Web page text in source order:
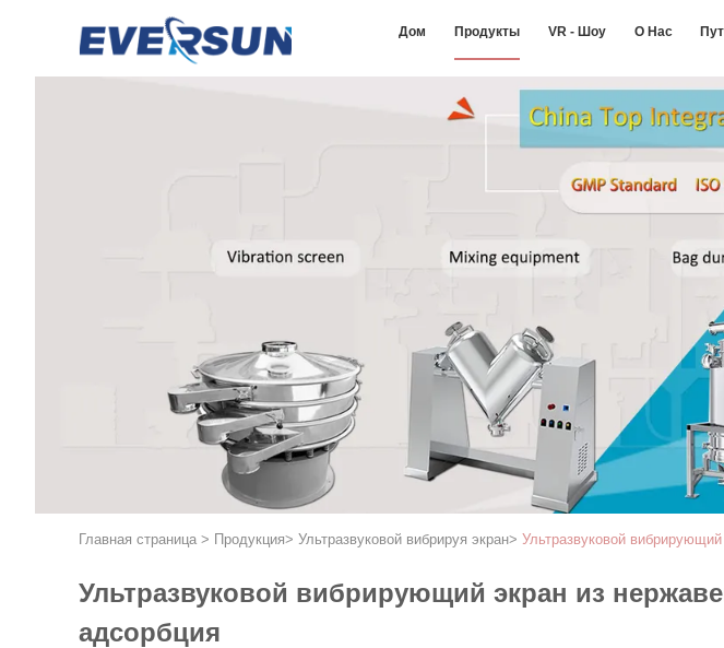
Дом Продукты VR - Шоу О Нас
Главная страница > Продукция> Ультразвуковой вибрируя экран> Ультразвуковой
Ультразвуковой вибрирующий экран из
адсорбция